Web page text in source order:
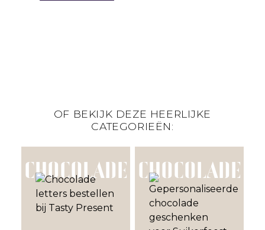
OF BEKIJK DEZE HEERLIJKE
CATEGORIEËN:
CHOCOLADE CHOCOLADE